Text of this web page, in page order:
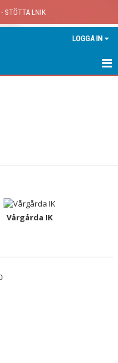
STÖTTA LNIK
LOGGA IN
Vårgårda IK